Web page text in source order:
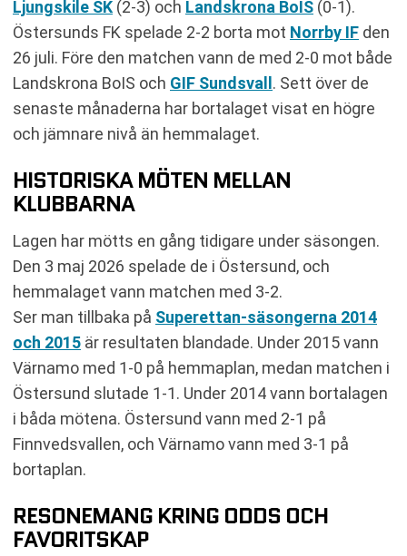
Ljungskile SK (2-3) och Landskrona BoIS (0-1).
Östersunds FK spelade 2-2 borta mot Norrby IF den
26 juli. Före den matchen vann de med 2-0 mot både
Landskrona BoIS och GIF Sundsvall. Sett över de
senaste månaderna har bortalaget visat en högre
och jämnare nivå än hemmalaget.
HISTORISKA MÖTEN MELLAN
KLUBBARNA
Lagen har mötts en gång tidigare under säsongen.
Den 3 maj 2026 spelade de i Östersund, och
hemmalaget vann matchen med 3-2.
Ser man tillbaka på Superettan-säsongerna 2014
och 2015 är resultaten blandade. Under 2015 vann
Värnamo med 1-0 på hemmaplan, medan matchen i
Östersund slutade 1-1. Under 2014 vann bortalagen
i båda mötena. Östersund vann med 2-1 på
Finnvedsvallen, och Värnamo vann med 3-1 på
bortaplan.
RESONEMANG KRING ODDS OCH
FAVORITSKAP